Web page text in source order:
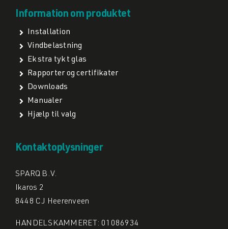
Information om produktet
Installation
Vindbelastning
Ekstra tykt glas
Rapporter og certifikater
Downloads
Manualer
Hjælp til valg
Kontaktoplysninger
SPARQ B.V.
Ikaros 2
8448 CJ Heerenveen
HANDELSKAMMERET: 01086934